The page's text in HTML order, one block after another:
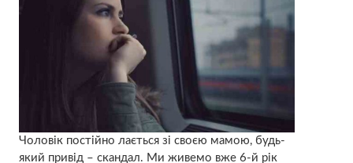
Чоловік постійно лається зі своєю мамою, будь-
який привід – скaндал. Ми живемо вже 6-й рік